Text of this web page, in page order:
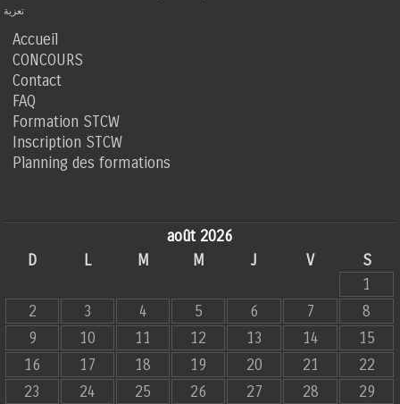
تعزية
Accueil
CONCOURS
Contact
FAQ
Formation STCW
Inscription STCW
Planning des formations
août 2026
D
L M M J V
S
1
2
3 4 5 6 7
8
9
10 11 12 13 14
15
16
17 18 19 20 21
22
23
24 25 26 27 28 29